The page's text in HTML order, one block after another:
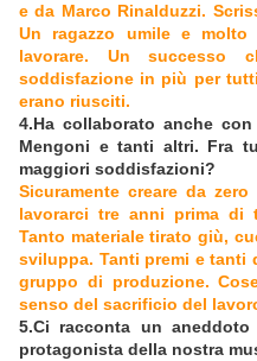
e da Marco Rinalduzzi.
Un ragazzo umile e
lavorare. Un
soddisfazione in più per
erano riusciti.
4.Ha collaborato anche
Mengoni e tanti altri. Fra
maggiori soddisfazioni?
Sicuramente creare da
lavorarci tre anni prima di
Tanto materiale tirato giù,
sviluppa. Tanti premi e
gruppo di produzione.
senso del sacrificio del
5.Ci racconta un
protagonista della nostra